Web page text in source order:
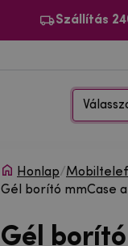
Szállítás
Honlap/
Gél borító mmCase
Gél